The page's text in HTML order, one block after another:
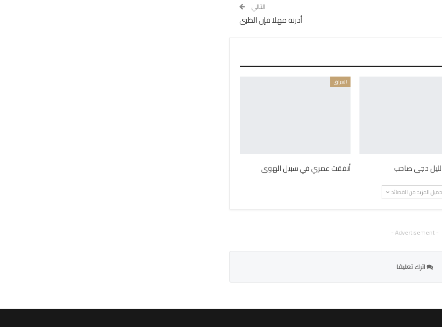
التالي
أدرنة مهلا فإن الظبى
دجى صاحب
العراق
أنفقت عمري في سبيل الهوى
المزيد من القصائد
- Advertisement -
اترك تعليقا